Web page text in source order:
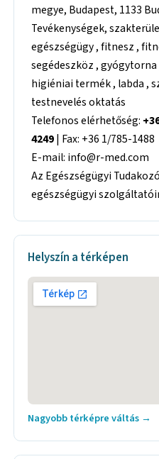
megye, Budapest, 1133
Tevékenységek,
egészségügy , fitnesz ,
segédeszköz ,
higiéniai termék , labda ,
testnevelés oktatás
Telefonos elérhetőség:
4249| Fax: +36 1/785-1488
E-mail: info@r-med.com
Az Egészségügyi
egészségügyi
Helyszín a térképen
Nagyobb térképre váltás →